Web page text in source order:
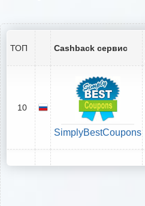
ТОП Cashback сервис
10
SimplyBestCoupons